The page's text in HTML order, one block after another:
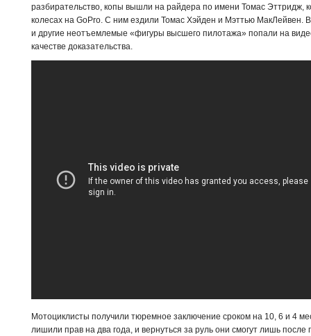
разбирательство, копы вышли на райдера по имени Томас Эттридж,
колесах на GoPro. С ним ездили Томас Хэйден и Мэттью МакЛейвен.
и другие неотъемлемые «фигуры высшего пилотажа» попали на
качестве доказательства.
Мотоциклисты получили тюремное заключение сроком на 10, 6 и 4
лишили прав на два года, и вернуться за руль они смогут лишь